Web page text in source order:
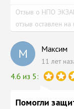
Отзыв о НПО
отзыв оставлен на
М Максим
11 лет
4.6 из 5:
Помогли